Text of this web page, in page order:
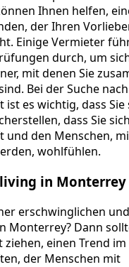
Ihnen helfen,
der Ihren
Einige Vermieter
durch, um
mit denen Sie
Bei der Suche
ist es wichtig, dass
dass Sie
und den Menschen,
wohlfühlen.
in Monterrey
erschwinglichen
Monterrey? Dann
ziehen, einen Trend
der Menschen mit